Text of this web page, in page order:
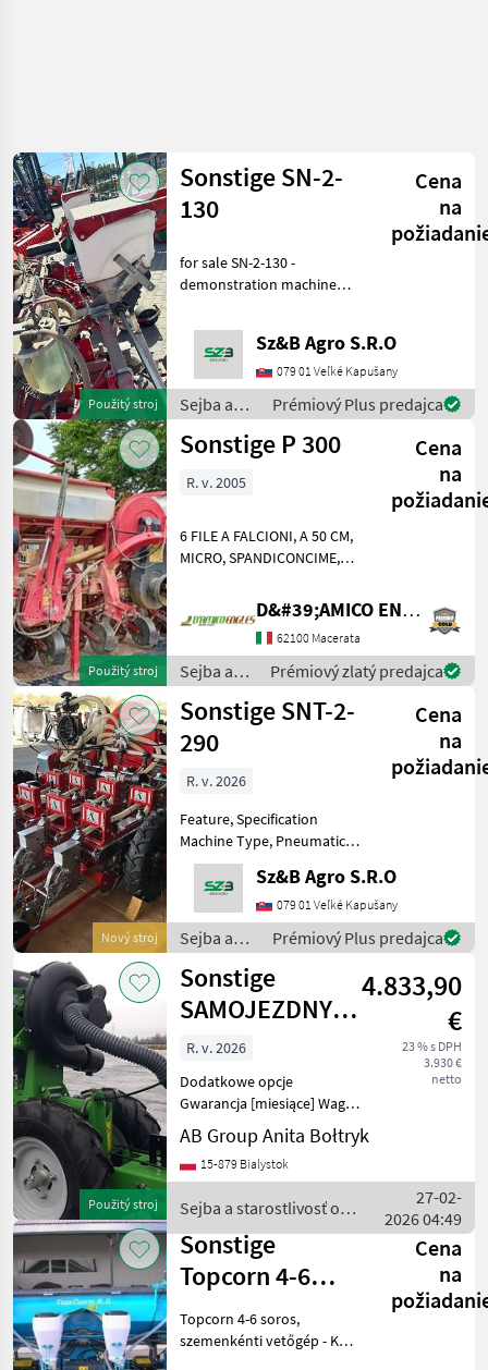
Použitý stroj
Sonstige SN-2-
130
Cena
na
for sale SN-2-130 -
demonstration machine
plodinu Sejačka pre presný
výsev
Sz&B Agro S.R.O
079 01 Veľké Kapušany
Sejba a
starostlivosť
o plodinu
Prémiový Plus predajca
Použitý stroj
Sonstige P 300
Cena
na
R. v. 2005
6 FILE A FALCIONI, A 50 CM,
MICRO, SPANDICONCIME,
ANTERIORI, CARDANO,
DISCHI GIRASOLE-BIETOLA-
FALCIONI, CONTAETTARI,
RUOTA FARMFLEX,
CONTROLLO SEMINA BELLA!
D&#39;AMICO ENGLES SRL
62100 Macerata
Sejba a
starostlivosť
o plodinu
/ Sonstige
Prémiový zlatý predajca
Nový stroj
Sonstige SNT-2-
290
Cena
na
R. v. 2026
Feature, Specification
Machine Type, Pneumatic
Precision Seeder Model
Series, SNT (Tandem
System) Number of Units, 2
Seeding Units (Double-Row
Configuration) Frame Type,
Sz&B Agro S.R.O
079 01 Veľké Kapušany
Sejba a
starostlivosť
o plodinu
/ Sonstige
Prémiový Plus predajca
Použitý stroj
Sonstige
SAMOJEZDNY
PNEUMATYCZNY
SIEWNIK DO
WARZYW
WIZARD
4.833,90
€
23 % s DPH
3.930 €
netto
R. v. 2026
Dodatkowe opcje
Gwarancja [miesiące] Waga
transportowa [kg] Wymiary
transportowe (DxSxW)
SAMOJEZDNY
DO WARZYW WIZARD WZ-
A10 Możliwość wysiewu
AB Group Anita Bołtryk
15-879 Bialystok
Sejba a starostlivosť o
plodinu / Sonstige
27-02-
2026 04:49
Sonstige
Topcorn 4-6
soros,
szemenkénti
Cena
na
Topcorn 4-6 soros,
szemenkénti vetőgép - KC-